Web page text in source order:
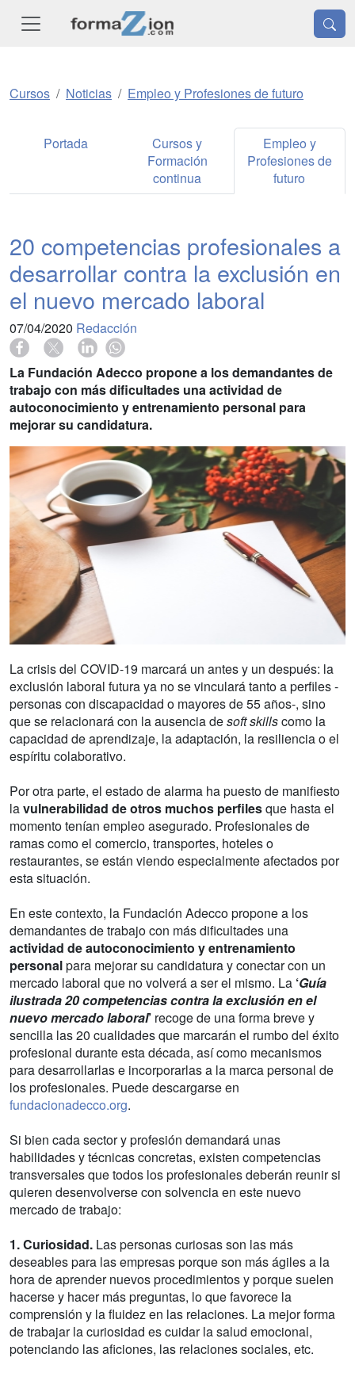
Cursos Noticias Empleo y Profesiones de futuro
Portada
Cursos y
Formación
continua
Empleo y
Profesiones de
futuro
20 competencias profesionales a
desarrollar contra la exclusión en
el nuevo mercado laboral
07/04/2020 Redacción
La Fundación Adecco propone a los demandantes de
trabajo con más dificultades una actividad de
autoconocimiento y entrenamiento personal para
mejorar su candidatura.
La crisis del COVID-19 marcará un antes y un después: la
exclusión laboral futura ya no se vinculará tanto a perfiles -
personas con discapacidad o mayores de 55 años-, sino
que se relacionará con la ausencia desoft skillscomo la
capacidad de aprendizaje, la adaptación, la resiliencia o el
espíritu colaborativo.
Por otra parte, el estado de alarma ha puesto de manifiesto
lavulnerabilidad de otros muchos perfilesque hasta el
momento tenían empleo asegurado. Profesionales de
ramas como el comercio, transportes, hoteles o
restaurantes, se están viendo especialmente afectados por
esta situación.
En este contexto, la Fundación Adecco propone a los
demandantes de trabajo con más dificultades una
actividad de autoconocimiento y entrenamiento
personalpara mejorar su candidatura y conectar con un
mercado laboral que no volverá a ser el mismo. La ‘Guía
ilustrada 20 competencias contra la exclusión en el
nuevo mercado laboral’ recoge de una forma breve y
sencilla las 20 cualidades que marcarán el rumbo del éxito
profesional durante esta década, así como mecanismos
para desarrollarlas e incorporarlas a la marca personal de
los profesionales. Puede descargarse en
fundacionadecco.org.
Si bien cada sector y profesión demandará unas
habilidades y técnicas concretas, existen competencias
transversales que todos los profesionales deberán reunir si
quieren desenvolverse con solvencia en este nuevo
mercado de trabajo:
1. Curiosidad. Las personas curiosas son las más
deseables para las empresas porque son más ágiles a la
hora de aprender nuevos procedimientos y porque suelen
hacerse y hacer más preguntas, lo que favorece la
comprensión y la fluidez en las relaciones. La mejor forma
de trabajar la curiosidad es cuidar la salud emocional,
potenciando las aficiones, las relaciones sociales, etc.